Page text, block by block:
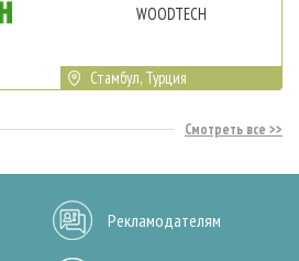
WOODTECH
Стамбул, Турция
Смотреть все
Рекламодателям